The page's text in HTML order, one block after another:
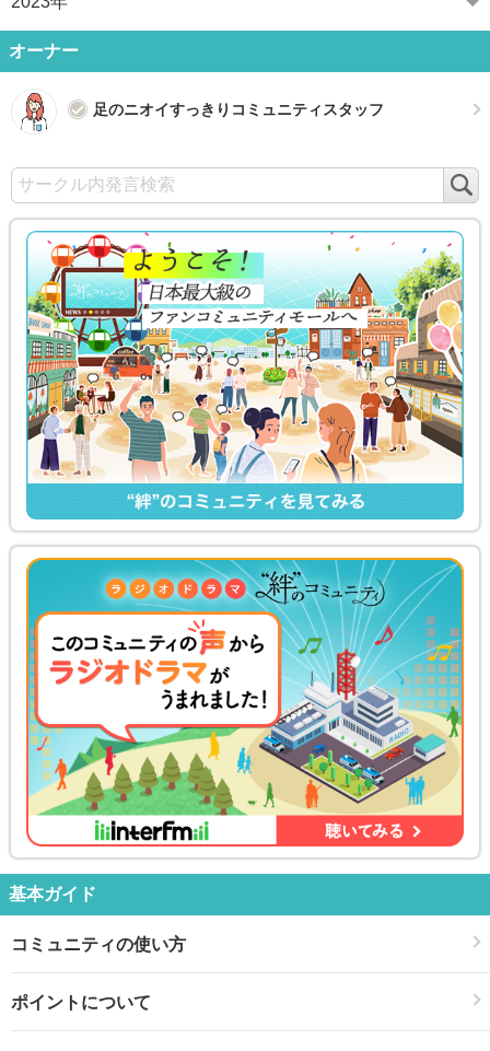
オーナー
足のニオイすっきりコミュニティスタッフ
索
基本ガイド
コミュニティの使い方
ポイントについて